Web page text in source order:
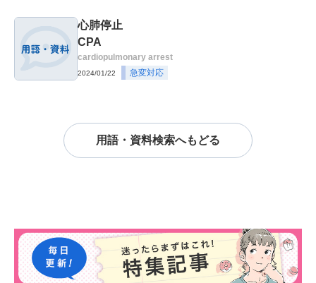
心肺停止
CPA
cardiopulmonary arrest
2024/01/22 急変対応
用語・資料検索へもどる